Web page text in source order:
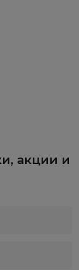
акции и